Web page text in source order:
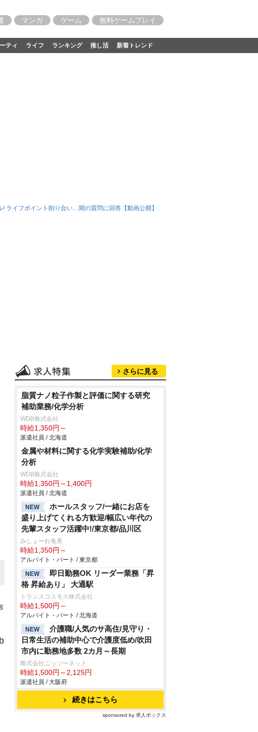
マンガ ゲーム 無料ゲームプレイ
ティ ライフ ランキング 推し活 新着トレンド
イフポイント削り合い…闇の質問に回答【動画公開】
さらに見る
脂質ナノ粒子作製と評価に関する研究
補助業務/化学分析
WDB株式会社
時給1,350円～
派遣社員 / 北海道
金属や材料に関する化学実験補助/化学
分析
WDB株式会社
時給1,350円～1,400円
派遣社員 / 北海道
NEW
ホールスタッフ/一緒にお店を
盛り上げてくれる方歓迎/幅広い年代の
先輩スタッフ活躍中!/東京都/品川区
みしょーれ奄美
時給1,350円～
アルバイト・パート / 東京都
NEW
即日勤務OK リーダー業務「昇
格 昇給あり」 大通駅
トランスコスモス株式会社
時給1,500円～
アルバイト・パート / 北海道
NEW
介護職/人気のサ高住/見守り・
日常生活の補助中心で介護度低め/吹田
市内に勤務地多数 2カ月～長期
株式会社ニッソーネット
時給1,500円～2,125円
派遣社員 / 大阪府
続きはこちら
sponsored by 求人ボックス